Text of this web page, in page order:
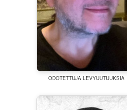
ODOTETTUJA LEVYUUTUUKSIA